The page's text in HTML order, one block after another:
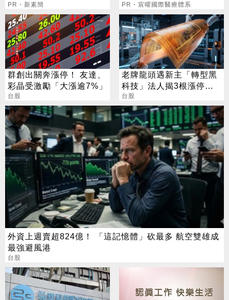
PR・新素簡
善生活品質
PR・宸曜國際醫療體系
群創出關奔漲停！ 友達、
彩晶受激勵「大漲逾7%」
台股
老牌龍頭遇新主「轉型黑
科技」法人揭3根漲停背
後秘辛
台股
外資上週賣超824億！ 「這記憶體」砍最多 航空雙雄成
最強避風港
台股